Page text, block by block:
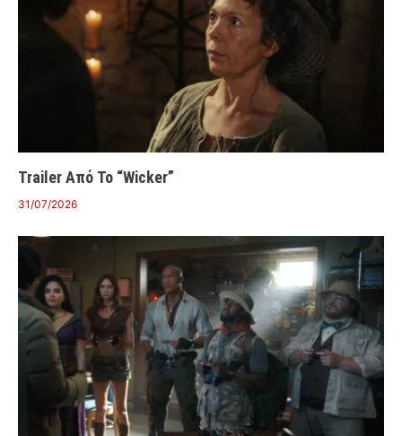
Trailer Από Το “Wicker”
31/07/2026